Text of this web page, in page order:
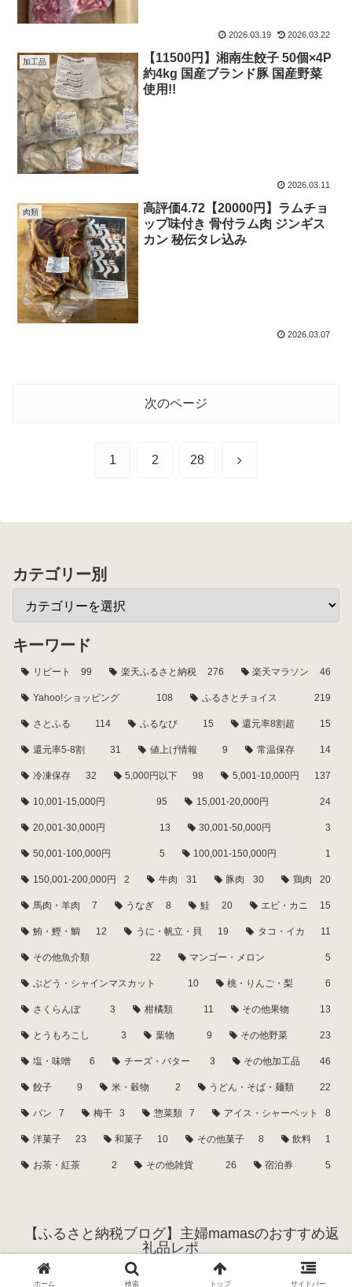
2026.03.19 2026.03.22
加工品
【11500円】湘南生餃子 50個×4P
約4kg 国産ブランド豚 国産野菜
使用!!
2026.03.11
肉類
高評価4.72【20000円】ラムチョ
ップ味付き 骨付ラム肉 ジンギス
カン 秘伝タレ込み
2026.03.07
次のページ
1 2 28 次
カテゴリー別
キーワード
リピート 99 楽天ふるさと納税 276 楽天マラソン 46
Yahoo!ショッピング 108 ふるさとチョイス 219
さとふる 114 ふるなび 15 還元率8割超 15
還元率5-8割 31 値上げ情報 9 常温保存 14
冷凍保存 32 5,000円以下 98 5,001-10,000円 137
10,001-15,000円 95 15,001-20,000円 24
20,001-30,000円 13 30,001-50,000円 3
50,001-100,000円 5 100,001-150,000円 1
150,001-200,000円 2 牛肉 31 豚肉 30 鶏肉 20
馬肉・羊肉 7 うなぎ 8 鮭 20 エビ・カニ 15
鮪・鰹・鯛 12 うに・帆立・貝 19 タコ・イカ 11
その他魚介類 22 マンゴー・メロン 5
ぶどう・シャインマスカット 10 桃・りんご・梨 6
さくらんぼ 3 柑橘類 11 その他果物 13
とうもろこし 3 葉物 9 その他野菜 23
塩・味噌 6 チーズ・バター 3 その他加工品 46
餃子 9 米・穀物 2 うどん・そば・麺類 22
パン 7 梅干 3 惣菜類 7 アイス・シャーベット 8
洋菓子 23 和菓子 10 その他菓子 8 飲料 1
お茶・紅茶 2 その他雑貨 26 宿泊券 5
【ふるさと納税ブログ】主婦mamasのおすすめ返
礼品レポ
© 2022 【ふるさと納税ブログ】主婦mamasのおすすめ返礼品レポ.
ホーム 検索 トップ サイドバー